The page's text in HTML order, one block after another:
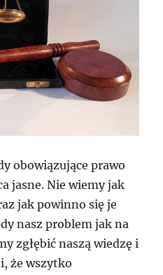
obowiązujące prawo
jasne. Nie wiemy jak
jak powinno się je
nasz problem jak na
zgłębić naszą wiedzę i
że wszytko